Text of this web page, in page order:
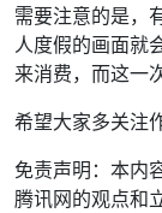
需要注意的是，
人度假的画面就
来消费，而这一
希望大家多关注
免责声明：本内
腾讯网的观点和